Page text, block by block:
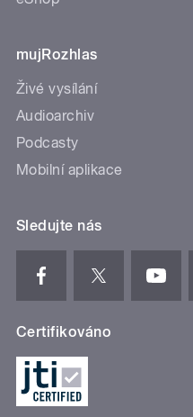
mujRozhlas
Živé vysílání
Audioarchiv
Podcasty
Mobilní aplikace
Sledujte nás
Certifikováno